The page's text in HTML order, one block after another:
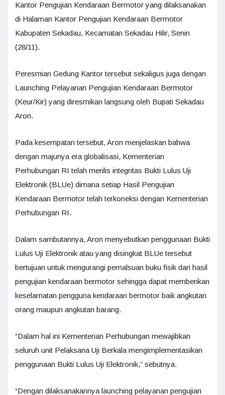
Kantor Pengujian Kendaraan Bermotor yang dilaksanakan
di Halaman Kantor Pengujian Kendaraan Bermotor
Kabupaten Sekadau, Kecamatan Sekadau Hilir, Senin
(28/11).
Peresmian Gedung Kantor tersebut sekaligus juga dengan
Launching Pelayanan Pengujian Kendaraan Bermotor
(Keur/Kir) yang diresmikan langsung oleh Bupati Sekadau
Aron.
Pada kesempatan tersebut, Aron menjelaskan bahwa
dengan majunya era globalisasi, Kementerian
Perhubungan RI telah merilis integritas Bukti Lulus Uji
Elektronik (BLUe) dimana setiap Hasil Pengujian
Kendaraan Bermotor telah terkoneksi dengan Kementerian
Perhubungan RI.
Dalam sambutannya, Aron menyebutkan penggunaan Bukti
Lulus Uji Elektronik atau yang disingkat BLUe tersebut
bertujuan untuk mengurangi pemalsuan buku fisik dari hasil
pengujian kendaraan bermotor sehingga dapat memberikan
keselamatan pengguna kendaraan bermotor baik angkutan
orang maupun angkutan barang.
“Dalam hal ini Kementerian Perhubungan mewajibkan
seluruh unit Pelaksana Uji Berkala mengimplementasikan
penggunaan Bukti Lulus Uji Elektronik,” sebutnya.
“Dengan dilaksanakannya launching pelayanan pengujian